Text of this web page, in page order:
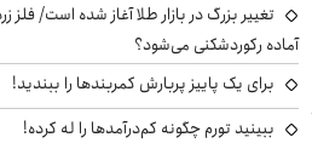
تغییر بزرگ در بازار طلا آغاز شده است/ فلز
آماده رکوردشکنی می‌شود؟
برای یک پاییز پربارش کمربندها را ببندید!
ببینید تورم چگونه کم‌درآمدها را له کرده!